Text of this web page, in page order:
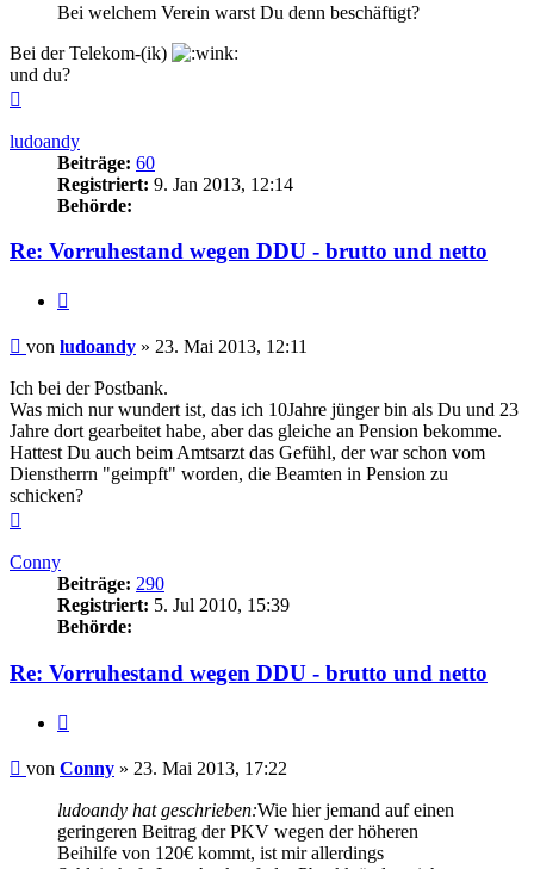
Bei welchem Verein warst Du denn beschäftigt?
Bei der Telekom-(ik)
und du?
ludoandy
Beiträge: 60
Registriert: 9. Jan 2013, 12:14
Behörde:
Re: Vorruhestand wegen DDU - brutto und netto
Beitrag
von ludoandy » 23. Mai 2013, 12:11
Ich bei der Postbank.
Was mich nur wundert ist, das ich 10Jahre jünger bin als Du und 23
Jahre dort gearbeitet habe, aber das gleiche an Pension bekomme.
Hattest Du auch beim Amtsarzt das Gefühl, der war schon vom
Dienstherrn "geimpft" worden, die Beamten in Pension zu
schicken?
Conny
Beiträge: 290
Registriert: 5. Jul 2010, 15:39
Behörde:
Re: Vorruhestand wegen DDU - brutto und netto
Beitrag
von Conny » 23. Mai 2013, 17:22
ludoandy hat geschrieben:Wie hier jemand auf einen
geringeren Beitrag der PKV wegen der höheren
Beihilfe von 120€ kommt, ist mir allerdings